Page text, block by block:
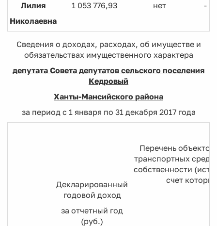
Лилия
Николаевна
1 053 776,93 нет -
Сведения о доходах, расходах, об имуществе и
обязательствах имущественного характера
депутата Совета депутатов сельского поселения
Кедровый
Ханты-Мансийского района
за период с 1 января по 31 декабря 2017 года
Декларированный
годовой доход
за отчетный год
(руб.)
Перечень
транспортных
собственности
счет